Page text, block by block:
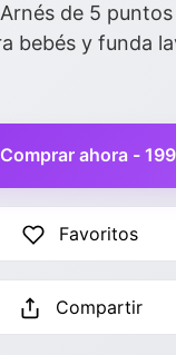
Arnés de 5
bebés y funda
Comprar ahora -
Favoritos
Compartir